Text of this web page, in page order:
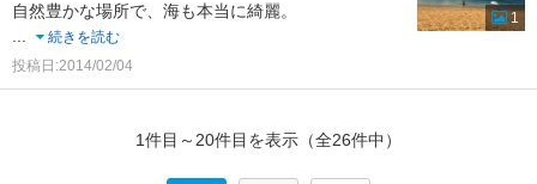
自然豊かな場所で、海も本当に綺麗。
続きを読む
投稿日:2014/02/04
1
1件目～20件目を表示（全26件中）